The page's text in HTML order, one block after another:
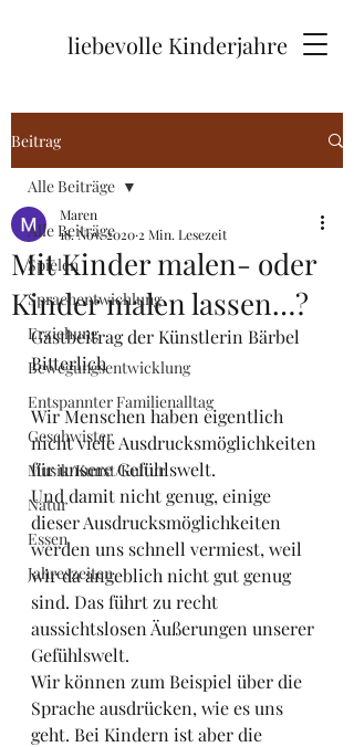
liebevolle Kinderjahre
Beitrag
Alle Beiträge
Spielen
Sprachentwichlung
Erziehung
Bewegungsentwicklung
Entspannter Familienalltag
Geschwister
Musik/Kunst/Kultur
Natur
Essen
Jahreszeiten
Alle Beiträge
Mit Kinder malen- oder
Kinder malen lassen…?
Maren
18. Nov. 2020 2 Min. Lesezeit
Gastbeitrag der Künstlerin Bärbel
Bitterlich
Wir Menschen haben eigentlich
nicht viele Ausdrucksmöglichkeiten
für unsere Gefühlswelt.
Und damit nicht genug, einige
dieser Ausdrucksmöglichkeiten
werden uns schnell vermiest, weil
wir da angeblich nicht gut genug
sind. Das führt zu recht
aussichtslosen Äußerungen unserer
Gefühlswelt.
Wir können zum Beispiel über die
Sprache ausdrücken, wie es uns
geht. Bei Kindern ist aber die